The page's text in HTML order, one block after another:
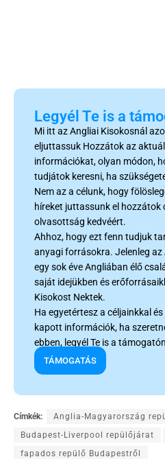
Legyél Te is a
Mi itt az Angliai Kisokosnál
eljuttassuk Hozzátok az
információkat, olyan módon,
tudjátok keresni, ha
Nem az a célunk, hogy
híreket juttassunk el hozzátok
olvasottság kedvéért.
Ahhoz, hogy ezt fenn tudjuk
anyagi forrásokra. Jelenleg
egy sok éve Angliában élő
saját idejükben és
Kisokost Nektek.
Ha egyetértesz a céljainkkal
kapott információk, ha
ebben, legyél Te is a
TÁMOGATÁS
Címkék: Anglia-Magyarország
Budapest-Liverpool repülőjárat
fapados repülő Budapestről